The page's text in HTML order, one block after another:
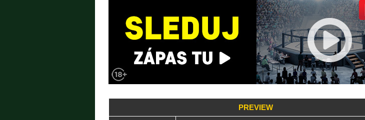
PREVIEW